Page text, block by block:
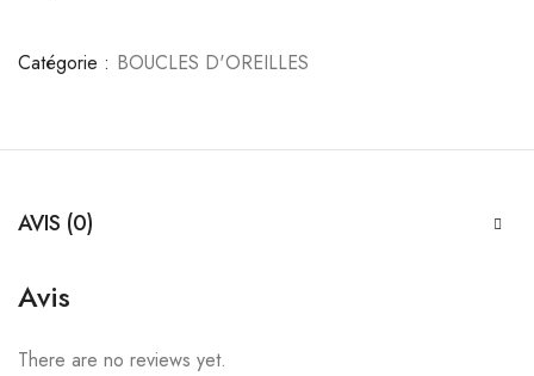
Catégorie : BOUCLES D'OREILLES
AVIS (0)
Avis
There are no reviews yet.